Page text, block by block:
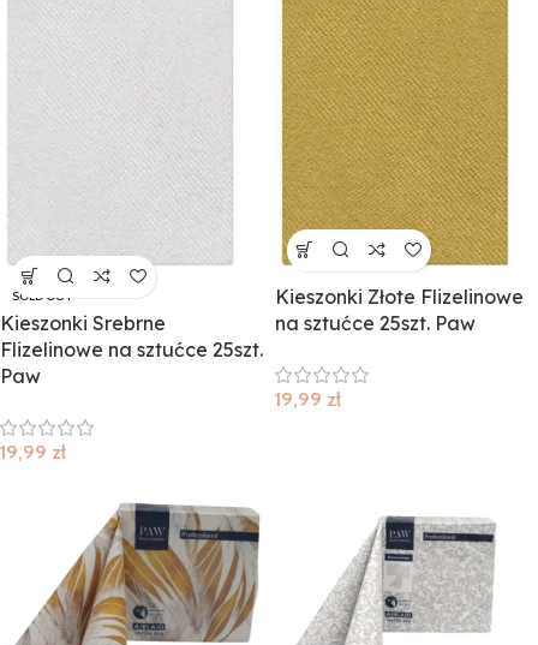
SOLD OUT
Kieszonki Srebrne
Flizelinowe na sztućce 25szt.
Paw
19,99 zł
Kieszonki Złote Flizelinowe
na sztućce 25szt. Paw
19,99 zł